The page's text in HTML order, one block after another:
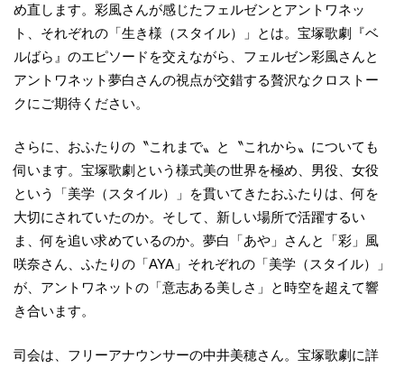
め直します。彩風さんが感じたフェルゼンとアントワネッ
ト、それぞれの「生き様（スタイル）」とは。宝塚歌劇『ベ
ルばら』のエピソードを交えながら、フェルゼン彩風さんと
アントワネット夢白さんの視点が交錯する贅沢なクロストー
クにご期待ください。
さらに、おふたりの〝これまで〟と〝これから〟についても
伺います。宝塚歌劇という様式美の世界を極め、男役、女役
という「美学（スタイル）」を貫いてきたおふたりは、何を
大切にされていたのか。そして、新しい場所で活躍するい
ま、何を追い求めているのか。夢白「あや」さんと「彩」風
咲奈さん、ふたりの「AYA」それぞれの「美学（スタイル）」
が、アントワネットの「意志ある美しさ」と時空を超えて響
き合います。
司会は、フリーアナウンサーの中井美穂さん。宝塚歌劇に詳